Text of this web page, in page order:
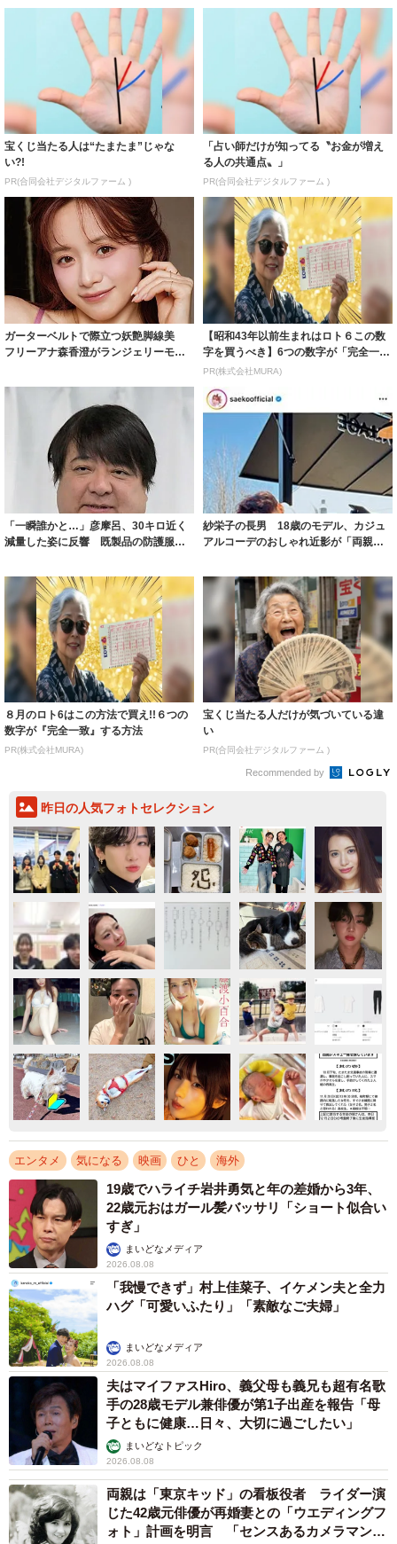
宝くじ当たる人は“たまたま”じゃな
い?!
PR(合同会社デジタルファーム )
「占い師だけが知ってる〝お金が増え
る人の共通点〟」
PR(合同会社デジタルファーム )
ガーターベルトで際立つ妖艶脚線美
フリーアナ森香澄がランジェリーモデ
【昭和43年以前生まれはロト６この数
字を買うべき】6つの数字が「完全一
致」する方...
PR(株式会社MURA)
「一瞬誰かと…」彦摩呂、30キロ近く
減量した姿に反響 既製品の防護服が
紗栄子の長男 18歳のモデル、カジュ
アルコーデのおしゃれ近影が「両親の
８月のロト6はこの方法で買え!!６つの
数字が『完全一致』する方法
PR(株式会社MURA)
宝くじ当たる人だけが気づいている違
い
PR(合同会社デジタルファーム )
Recommended by
昨日の人気フォトセレクション
エンタメ 気になる 映画 ひと 海外
19歳でハライチ岩井勇気と年の差婚から3年、
22歳元おはガール髪バッサリ「ショート似合い
すぎ」
まいどなメディア
2026.08.08
「我慢できず」村上佳菜子、イケメン夫と全力
ハグ「可愛いふたり」「素敵なご夫婦」
まいどなメディア
2026.08.08
夫はマイファスHiro、義父母も義兄も超有名歌
手の28歳モデル兼俳優が第1子出産を報告「母
子ともに健康…日々、大切に過ごしたい」
まいどなトピック
2026.08.08
両親は「東京キッド」の看板役者 ライダー演
じた42歳元俳優が再婚妻との「ウエディングフ
ォト」計画を明言 「センスあるカメラマン求